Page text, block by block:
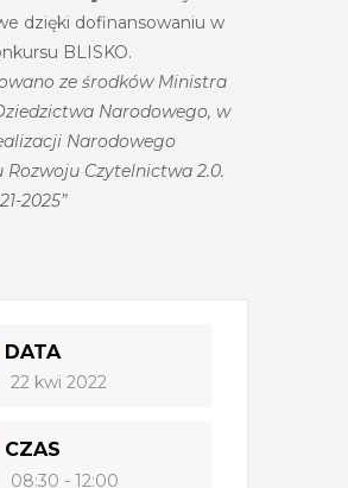
dzięki dofinansowaniu w
BLISKO.
ze środków Ministra
Narodowego, w
Narodowego
Czytelnictwa 2.0.
2025”
DATA
22 kwi 2022
CZAS
08:30 - 12:00